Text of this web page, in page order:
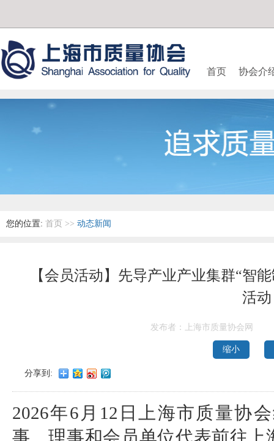
首页 协会介
您的位置: 首页 >> 动态新闻
【会员活动】先导产业产业集群“智
活动
发布者：上海市质量协会网
缩小
分享到:
2026年6月12日上海市质量协
事、理事和会员单位代表前往